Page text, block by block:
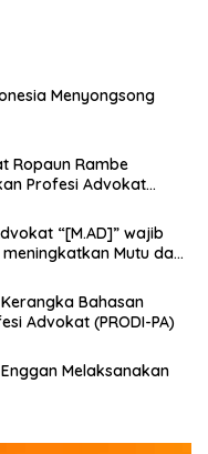
Menyongsong
Ropaun Rambe
Profesi Advokat
“[M.AD]” wajib
Mutu dan
Bahasan
Advokat (PRODI-PA)
Melaksanakan